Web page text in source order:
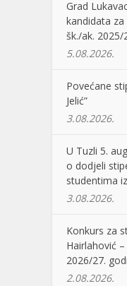
Grad
kandidata
šk./ak. 2025/
5.08.2026.
Povećane
Jelić”
3.08.2026.
U Tuzli 5.
o dodjeli
studentima
3.08.2026.
Konkurs za
Hairlahović
2026/27.
2.08.2026.